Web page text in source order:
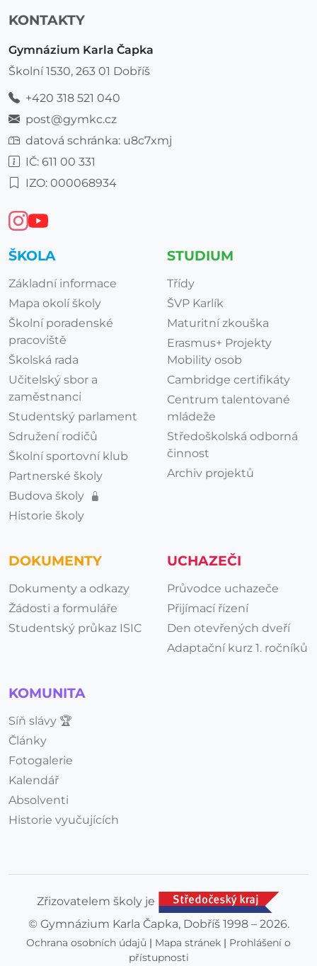
KONTAKTY
Gymnázium Karla Čapka
Školní 1530, 263 01 Dobříš
+420 318 521 040
post@gymkc.cz
datová schránka: u8c7xmj
IČ: 611 00 331
IZO: 000068934
ŠKOLA
Základní informace
Mapa okolí školy
Školní poradenské
pracoviště
Školská rada
Učitelský sbor a
zaměstnanci
Studentský parlament
Sdružení rodičů
Školní sportovní klub
Partnerské školy
Budova školy
Historie školy
STUDIUM
Třídy
ŠVP Karlík
Maturitní zkouška
Erasmus+ Projekty
Mobility osob
Cambridge certifikáty
Centrum talentované
mládeže
Středoškolská odborná
činnost
Archiv projektů
DOKUMENTY
Dokumenty a odkazy
Žádosti a formuláře
Studentský průkaz ISIC
UCHAZEČI
Průvodce uchazeče
Přijímací řízení
Den otevřených dveří
Adaptační kurz 1. ročníků
KOMUNITA
Síň slávy 🏆
Články
Fotogalerie
Kalendář
Absolventi
Historie vyučujících
Zřizovatelem školy je
© Gymnázium Karla Čapka, Dobříš 1998 – 2026.
Ochrana osobních údajů | Mapa stránek | Prohlášení o
přístupnosti